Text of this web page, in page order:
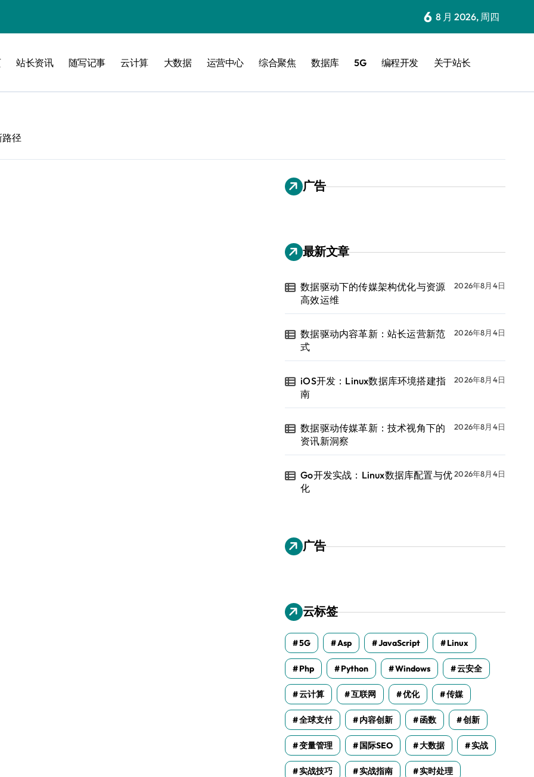
6 8 月 2026, 周四
站长资讯 随写记事 云计算 大数据 运营中心 综合聚焦 数据库 5G 编程开发 关于站长
路径
广告
最新文章
数据驱动下的传媒架构优化与资源
高效运维
2026年8月4日
数据驱动内容革新：站长运营新范
式
2026年8月4日
iOS开发：Linux数据库环境搭建指
南
2026年8月4日
数据驱动传媒革新：技术视角下的
资讯新洞察
2026年8月4日
Go开发实战：Linux数据库配置与优
化
2026年8月4日
广告
云标签
5G Asp JavaScript Linux
Php Python Windows 云安全
云计算 互联网 优化 传媒
全球支付 内容创新 函数 创新
变量管理 国际SEO 大数据 实战
实战技巧 实战指南 实时处理